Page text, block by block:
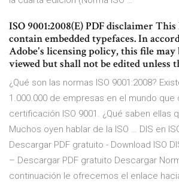
ISO 9001:2008(E) PDF disclaimer
contain embedded typefaces. In
Adobe's licensing policy, this file
viewed but shall not be edited unless
¿Qué son las normas ISO 9001:2008?
1.000.000 de empresas en el mundo que
certificación ISO 9001. ¿Qué saben ellas
Muchos oyen hablar de la ISO … DIS en
Descargar PDF gratuito - Download ISO
– Descargar PDF gratuito Descargar
continuación le ofrecemos el enlace